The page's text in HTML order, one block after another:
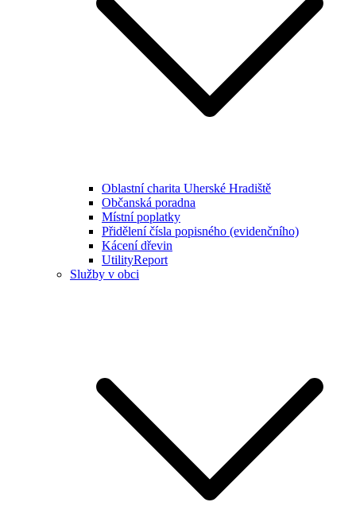
Oblastní charita Uherské Hradiště
Občanská poradna
Místní poplatky
Přidělení čísla popisného (evidenčního)
Kácení dřevin
UtilityReport
Služby v obci